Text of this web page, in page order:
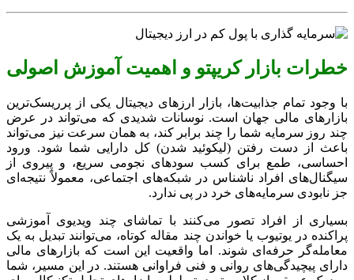
خطرات بازار کریپتو و اهمیت آموزش اصولی
با وجود تمام جذابیت‌ها، بازار ارزهای دیجیتال یکی از پرریسک‌ترین
بازارهای مالی جهان است. نوسانات شدیدی که می‌تواند در عرض
چند روز سرمایه شما را چند برابر کند، به همان سرعت نیز می‌تواند
باعث از دست رفتن (لیکوئید شدن) کل دارایی شما شود. ورود
احساسی، طمع برای کسب سودهای نجومی سریع، و پیروی از
سیگنال‌های افراد ناشناس در شبکه‌های اجتماعی، معمولاً نتیجه‌ای
جز نابودی سرمایه‌های خرد در پی ندارد.
بسیاری از افراد تصور می‌کنند با تماشای چند ویدیوی آموزشی
پراکنده در یوتیوب یا خواندن چند مقاله کوتاه، می‌توانند تبدیل به یک
معامله‌گر حرفه‌ای شوند. اما واقعیت این است که بازارهای مالی
دارای پیچیدگی‌های روانی و فنی فراوانی هستند. در این مسیر، شما